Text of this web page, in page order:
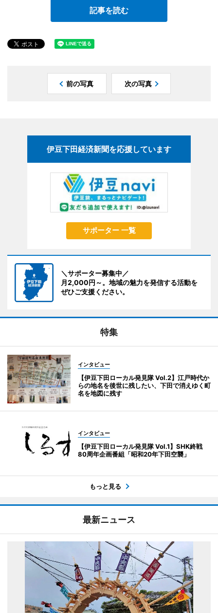
記事を読む
前の写真 次の写真
伊豆下田経済新聞を応援しています
サポーター 一覧
＼サポーター募集中／
月2,000円～。地域の魅力を発信する活動を
ぜひご支援ください。
特集
インタビュー
【伊豆下田ローカル発見隊 Vol.2】江戸時代か
らの地名を後世に残したい、下田で消えゆく町
名を地図に残す
インタビュー
【伊豆下田ローカル発見隊 Vol.1】SHK終戦
80周年企画番組「昭和20年下田空襲」
もっと見る
最新ニュース